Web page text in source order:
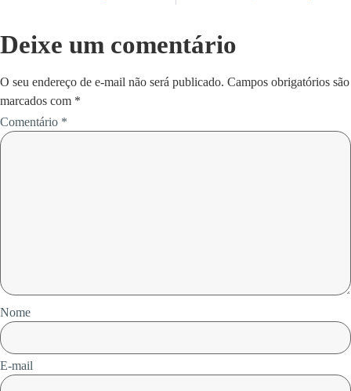
Deixe um comentário
O seu endereço de e-mail não será publicado. Campos obrigatórios são
marcados com *
Comentário *
Nome
E-mail